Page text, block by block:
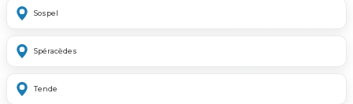
Sospel
Spéracèdes
Tende